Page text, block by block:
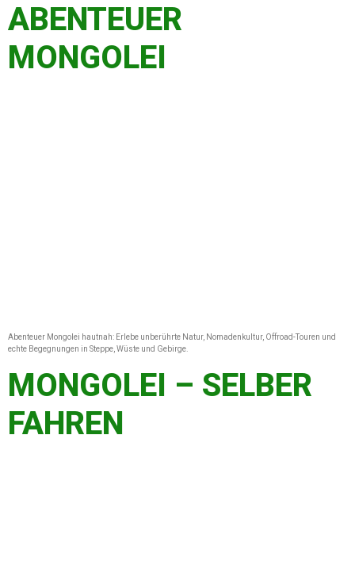
ABENTEUER
MONGOLEI
Abenteuer Mongolei hautnah: Erlebe unberührte Natur, Nomadenkultur, Offroad-Touren und
echte Begegnungen in Steppe, Wüste und Gebirge.
MONGOLEI – SELBER
FAHREN